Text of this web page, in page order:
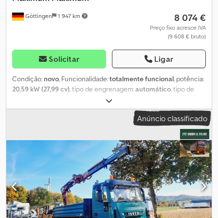
Göttingen 1 947 km 8 074 €
Preço fixo acresce IVA
(9 608 € bruto)
Solicitar Ligar
Condição: novo, Funcionalidade:totalmente funcional, potência:
20,59 kW (27,99 cv), tipo de engrenagem:automático, tipo de
, potência de elevação:
elevação:2 000 mm, classe de emissão:Euro 5, Equipamento:
acoplamento de reboque, pá padrão, tração integral, Máxima
0320246 Carregadeira de rodas MAXIMUM 0,4T Motor a gasolina
de 28 cv (Euro5), pá Transmissão automática Freio de mão Altura
de elevação de 200 cm, Teto, Luz LED Credpjwnd Nfsfx Af Ujf
Tração integral 4x4, extintor de incêndio, engate de reboque,
pneus largos, A especificação “0,4to” (0,4 toneladas ou 400 kg) de
peso operacional indica uma máquina extremamente compacta,
frequentemente denominada mini-carregadeira ou micro-
carregadeira. Esses equipamentos são projetados para espaços
muito restritos e tarefas leves. • Motorização: o Motor a gasolina
Anúncio classificado